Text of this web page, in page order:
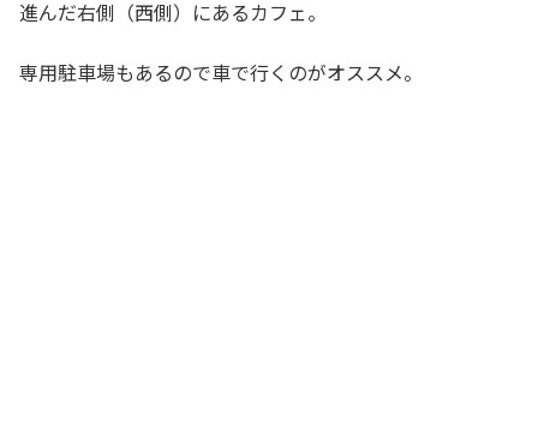
進んだ右側（西側）にあるカフェ。
専用駐車場もあるので車で行くのがオススメ。